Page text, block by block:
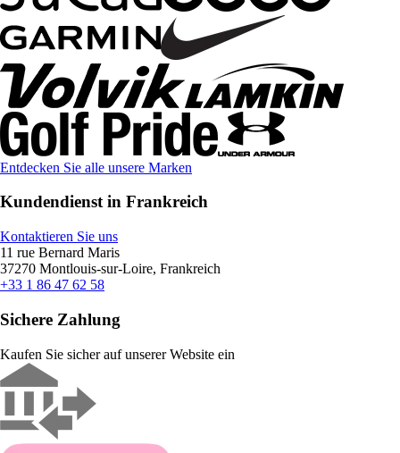
Entdecken Sie alle unsere Marken
Kundendienst in Frankreich
Kontaktieren Sie uns
11 rue Bernard Maris
37270 Montlouis-sur-Loire, Frankreich
+33 1 86 47 62 58
Sichere Zahlung
Kaufen Sie sicher auf unserer Website ein